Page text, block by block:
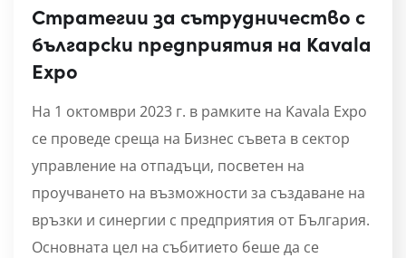
Стратегии за сътрудничество с
български предприятия на Kavala
Expo
На 1 октомври 2023 г. в рамките на Kavala Expo
се проведе среща на Бизнес съвета в сектор
управление на отпадъци, посветен на
проучването на възможности за създаване на
връзки и синергии с предприятия от България.
Основната цел на събитието беше да се